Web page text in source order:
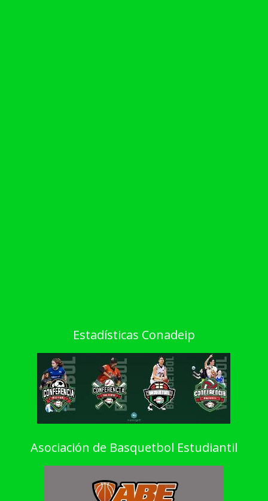
Estadísticas Conadeip
Asociación de Basquetbol Estudiantil